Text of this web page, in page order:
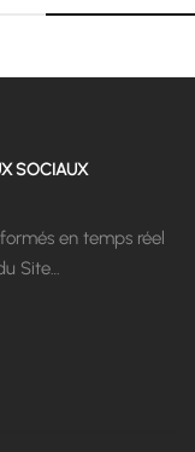
SOCIAUX
en temps réel
Site…